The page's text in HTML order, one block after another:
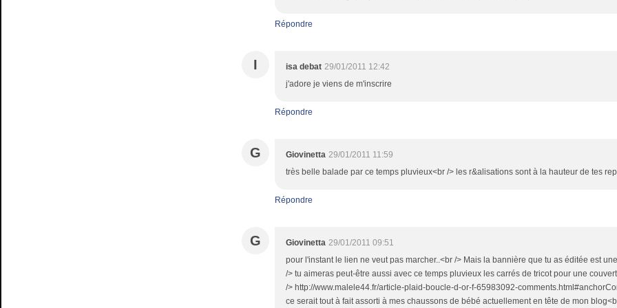
Répondre
I isa debat 29/01/2011 12:42
j'adore je viens de m'inscrire
Répondre
G Giovinetta 29/01/2011 11:59
très belle balade par ce temps pluvieux<br /> les r&alisations sont à la hauteur de tes
Répondre
G Giovinetta 29/01/2011 09:51
pour l'instant le lien ne veut pas marcher..<br /> Mais la bannière que tu as éditée est
/> tu aimeras peut-être aussi avec ce temps pluvieux les carrés de tricot pour une
/> http://www.malele44.fr/article-plaid-boucle-d-or-f-65983092-
ce serait tout à fait assorti à mes chaussons de bébé actuellement en tête de mon